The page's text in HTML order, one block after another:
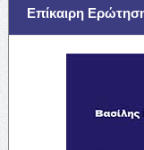
Επίκαιρη